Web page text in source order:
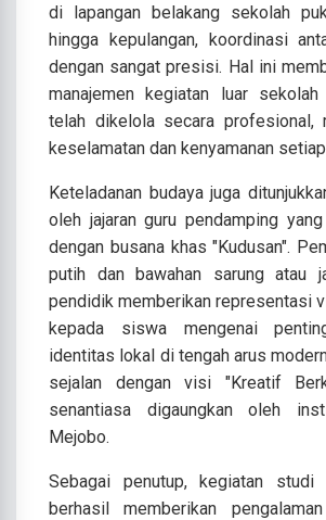
di lapangan belakang sekolah
hingga kepulangan, koordinasi
dengan sangat presisi. Hal ini
manajemen kegiatan luar
telah dikelola secara profesional,
keselamatan dan kenyamanan
Keteladanan budaya juga
oleh jajaran guru pendamping
dengan busana khas "Kudusan".
putih dan bawahan sarung atau
pendidik memberikan representasi
kepada siswa mengenai
identitas lokal di tengah arus
sejalan dengan visi "Kreatif
senantiasa digaungkan oleh
Mejobo.
Sebagai penutup, kegiatan studi
berhasil memberikan